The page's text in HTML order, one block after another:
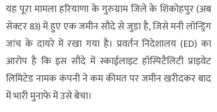
यह पूरा मामला हरियाणा के गुरुग्राम जिले के शिकोहपुर (अब
सेक्टर 83) में हुए एक जमीन सौदे से जुड़ा है, जिसे मनी लॉन्ड्रिंग
जांच के दायरे में रखा गया है। प्रवर्तन निदेशालय (ED) का
आरोप है कि इस सौदे में स्काईलाइट हॉस्पिटैलिटी प्राइवेट
लिमिटेड नामक कंपनी ने कम कीमत पर जमीन खरीदकर बाद
में भारी मुनाफे में उसे बेचा।